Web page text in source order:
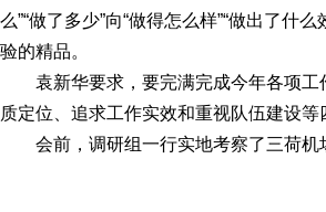
么”“做了多少”向“做得怎么样”“做出了什
验的精品。
袁新华要求，要完满完成今年各项
质定位、追求工作实效和重视队伍建设
会前，调研组一行实地考察了三荷